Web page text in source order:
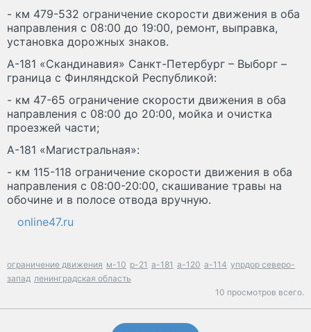
- км 479-532 ограничение скорости движения в оба
направления с 08:00 до 19:00, ремонт, выправка,
установка дорожных знаков.
А-181 «Скандинавия» Санкт-Петербург – Выборг –
граница с Финляндской Республикой:
- км 47-65 ограничение скорости движения в оба
направления с 08:00 до 20:00, мойка и очистка
проезжей части;
А-181 «Магистральная»:
- км 115-118 ограничение скорости движения в оба
направления с 08:00-20:00, скашивание травы на
обочине и в полосе отвода вручную.
online47.ru
ограничение движения м-10 р-21 а-181 а-120 а-114 упрдор северо-
запад ленинградская область
10 просмотров всего.